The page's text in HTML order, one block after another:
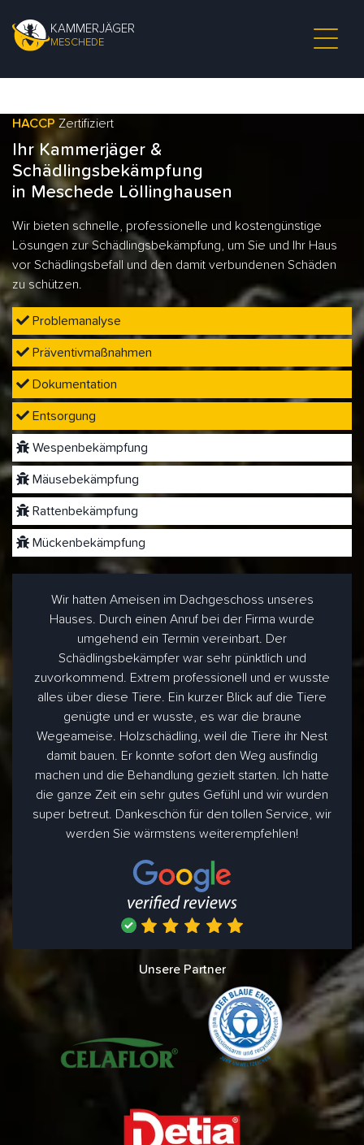
KAMMERJÄGER
MESCHEDE
HACCP Zertifiziert
Ihr Kammerjäger &
Schädlingsbekämpfung
in Meschede Löllinghausen
Wir bieten schnelle, professionelle und kostengünstige
Lösungen zur Schädlingsbekämpfung, um Sie und Ihr Haus
vor Schädlingsbefall und den damit verbundenen Schäden
zu schützen.
Problemanalyse
Präventivmaßnahmen
Dokumentation
Entsorgung
Wespenbekämpfung
Mäusebekämpfung
Rattenbekämpfung
Mückenbekämpfung
Wir hatten Ameisen im Dachgeschoss unseres
Hauses. Durch einen Anruf bei der Firma wurde
umgehend ein Termin vereinbart. Der
Schädlingsbekämpfer war sehr pünktlich und
zuvorkommend. Extrem professionell und er wusste
alles über diese Tiere. Ein kurzer Blick auf die Tiere
genügte und er wusste, es war die braune
Wegeameise. Holzschädling, weil die Tiere ihr Nest
damit bauen. Er konnte sofort den Weg ausfindig
machen und die Behandlung gezielt starten. Ich hatte
die ganze Zeit ein sehr gutes Gefühl und wir wurden
super betreut. Dankeschön für den tollen Service, wir
werden Sie wärmstens weiterempfehlen!
Unsere Partner